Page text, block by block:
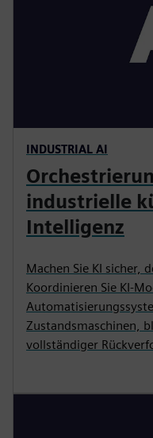
INDUSTRIAL AI
industrielle
Intelligenz
Machen Sie KI sicher,
Koordinieren Sie KI-
Zustandsmaschinen,
vollständiger